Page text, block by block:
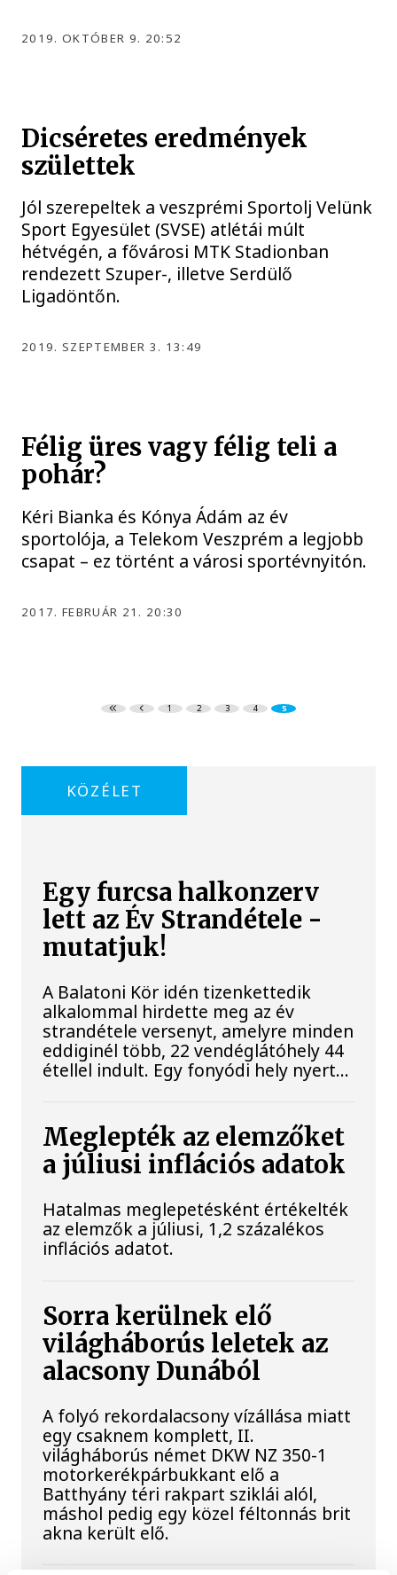
2019. OKTÓBER 9. 20:52
Dicséretes eredmények
születtek
Jól szerepeltek a veszprémi Sportolj Velünk
Sport Egyesület (SVSE) atlétái múlt
hétvégén, a fővárosi MTK Stadionban
rendezett Szuper-, illetve Serdülő
Ligadöntőn.
2019. SZEPTEMBER 3. 13:49
Félig üres vagy félig teli a
pohár?
Kéri Bianka és Kónya Ádám az év
sportolója, a Telekom Veszprém a legjobb
csapat – ez történt a városi sportévnyitón.
2017. FEBRUÁR 21. 20:30
1 2 3 4 5
KÖZÉLET
Egy furcsa halkonzerv
lett az Év Strandétele -
mutatjuk!
A Balatoni Kör idén tizenkettedik
alkalommal hirdette meg az év
strandétele versenyt, amelyre minden
eddiginél több, 22 vendéglátóhely 44
étellel indult. Egy fonyódi hely nyert...
Meglepték az elemzőket
a júliusi inflációs adatok
Hatalmas meglepetésként értékelték
az elemzők a júliusi, 1,2 százalékos
inflációs adatot.
Sorra kerülnek elő
világháborús leletek az
alacsony Dunából
A folyó rekordalacsony vízállása miatt
egy csaknem komplett, II.
világháborús német DKW NZ 350-1
motorkerékpárbukkant elő a
Batthyány téri rakpart sziklái alól,
máshol pedig egy közel féltonnás brit
akna került elő.